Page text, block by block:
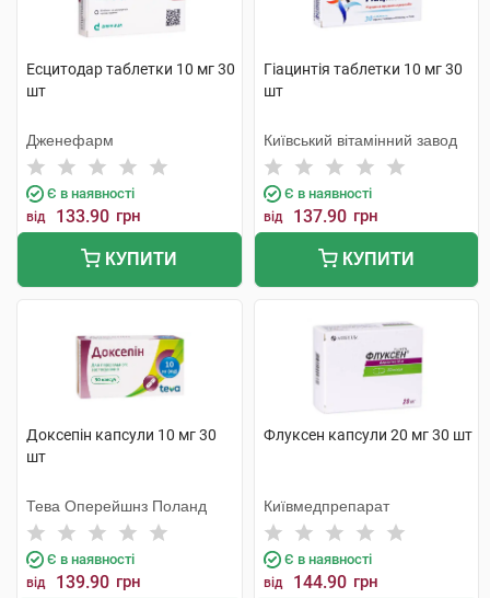
Есцитодар таблетки 10 мг 30
шт
Дженефарм
Є в наявності
від 133.90 грн
КУПИТИ
Гіацинтія таблетки 10 мг 30
шт
Київський вітамінний завод
Є в наявності
від 137.90 грн
КУПИТИ
Доксепін капсули 10 мг 30
шт
Тева Оперейшнз Поланд
Є в наявності
від 139.90 грн
Флуксен капсули 20 мг 30 шт
Київмедпрепарат
Є в наявності
від 144.90 грн